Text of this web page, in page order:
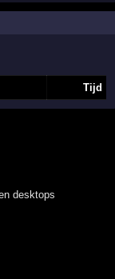
Tijd
desktops